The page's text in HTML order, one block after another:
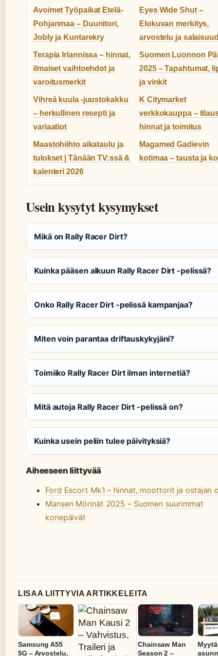
Avoimet Työpaikat Etelä-
Pohjanmaa – Duunitori,
Jobly ja Kuntarekry
Eyes Wide Shut –
Elokuvan merkitys,
arvostelu ja
Terapia Irlannissa – hinnat,
ilmaiset vaihtoehdot ja
varoitusmerkit
Suomen Luonnon
2025 – Tapahtumat,
ja vinkit
Vihreä kuula -juustokakku
– herkullinen resepti ja
variaatiot
K Citymarket
verkkokauppa –
hinnat ja toimitus
Maastohiihto aikataulu ja
tulokset | Tänään TV:ssä &
kalenteri 2026
Magamed Gadievin
kotimaa – tausta ja
Usein kysytyt kysymykset
Mikä on Rally Racer Dirt?
Kuinka pääsen alkuun Rally Racer Dirt -pelissä?
Onko Rally Racer Dirt -pelissä kampanjaa?
Miten voin parantaa driftauskykyjäni?
Toimiiko Rally Racer Dirt ilman internetiä?
Mitä autoja Rally Racer Dirt -pelissä on?
Kuinka usein peliin tulee päivityksiä?
Aiheeseen liittyvää
Ford Escort Mk1 – hinnat, moottorit ja ostajan
Mansen Mörinät 2025 – Suomen suurimmat
konepäivät
LISAA LIITTYVIA ARTIKKELEITA
Samsung A55
5G – Arvostelu,
Chainsaw Man
Season 2 –